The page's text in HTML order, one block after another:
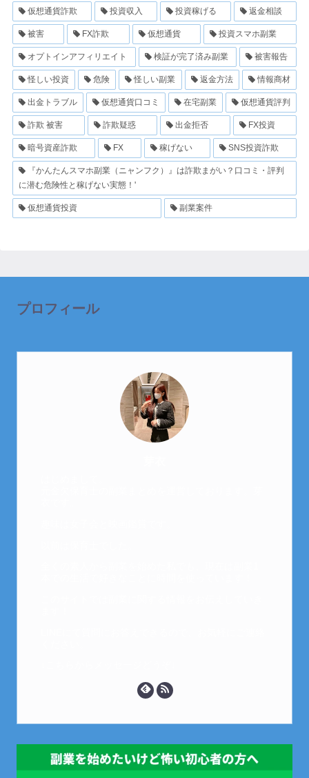
仮想通貨詐欺 投資収入 投資稼げる 返金相談
被害 FX詐欺 仮想通貨 投資スマホ副業
オプトインアフィリエイト 検証が完了済み副業 被害報告
怪しい投資 危険 怪しい副業 返金方法 情報商材
出金トラブル 仮想通貨口コミ 在宅副業 仮想通貨評判
詐欺 被害 詐欺疑惑 出金拒否 FX投資
暗号資産詐欺 FX 稼げない SNS投資詐欺
『かんたんスマホ副業（ニャンフク）』は詐欺まがい？口コミ・評判
に潜む危険性と稼げない実態！'
仮想通貨投資 副業案件
プロフィール